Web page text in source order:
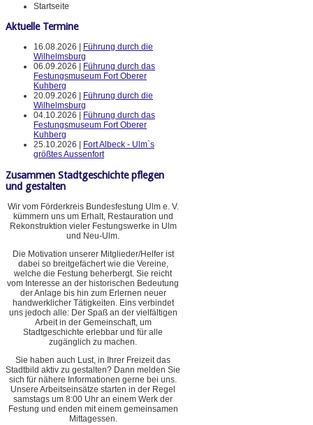
Startseite
Aktuelle Termine
16.08.2026 |
Führung durch die
Wilhelmsburg
06.09.2026 |
Führung durch das
Festungsmuseum Fort Oberer
Kuhberg
20.09.2026 |
Führung durch die
Wilhelmsburg
04.10.2026 |
Führung durch das
Festungsmuseum Fort Oberer
Kuhberg
25.10.2026 |
Fort Albeck - Ulm`s
größtes Aussenfort
Zusammen Stadtgeschichte pflegen
und gestalten
Wir vom Förderkreis Bundesfestung Ulm e. V.
kümmern uns um Erhalt, Restauration und
Rekonstruktion vieler Festungswerke in Ulm
und Neu-Ulm.
Die Motivation unserer Mitglieder/Helfer ist
dabei so breitgefächert wie die Vereine,
welche die Festung beherbergt. Sie reicht
vom Interesse an der historischen Bedeutung
der Anlage bis hin zum Erlernen neuer
handwerklicher Tätigkeiten. Eins verbindet
uns jedoch alle: Der Spaß an der vielfältigen
Arbeit in der Gemeinschaft, um
Stadtgeschichte erlebbar und für alle
zugänglich zu machen.
Sie haben auch Lust, in Ihrer Freizeit das
Stadtbild aktiv zu gestalten? Dann melden Sie
sich für nähere Informationen gerne bei uns.
Unsere Arbeitseinsätze starten in der Regel
samstags um 8:00 Uhr an einem Werk der
Festung und enden mit einem gemeinsamen
Mittagessen.